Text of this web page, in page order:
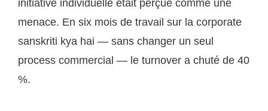
initiative individuelle était perçue comme une
menace. En six mois de travail sur la corporate
sanskriti kya hai — sans changer un seul
process commercial — le turnover a chuté de 40
%.